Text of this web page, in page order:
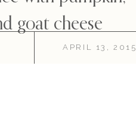
goat cheese
APRIL 13, 2015